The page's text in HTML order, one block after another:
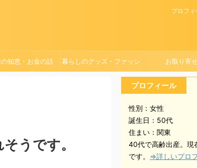
プロフィ
知恵・お金の話 暮らしのグッズ・ファッシ お取り寄
うです。
プロフィール
性別：女性
誕生日：50代
住まい：関東
40代で高齢出産。現
です。 ⇒詳しいプロ